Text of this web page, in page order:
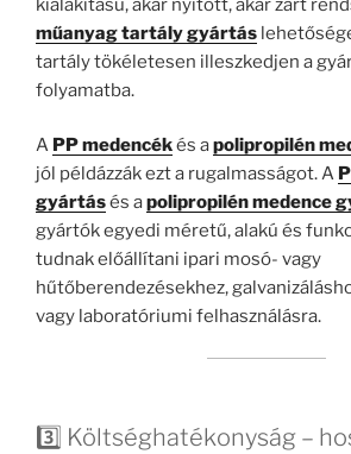
kialakítású, akár nyitott, akár zárt
műanyag tartály gyártás
tartály tökéletesen illeszkedjen a
folyamatba.
A PP medencékés apolipropilén
jól példázzák ezt a rugalmasságot. A
gyártásés apolipropilén medence
gyártók egyedi méretű, alakú és
tudnak előállítani ipari mosó- vagy
hűtőberendezésekhez,
vagy laboratóriumi felhasználásra.
3️⃣ Költséghatékonyság –